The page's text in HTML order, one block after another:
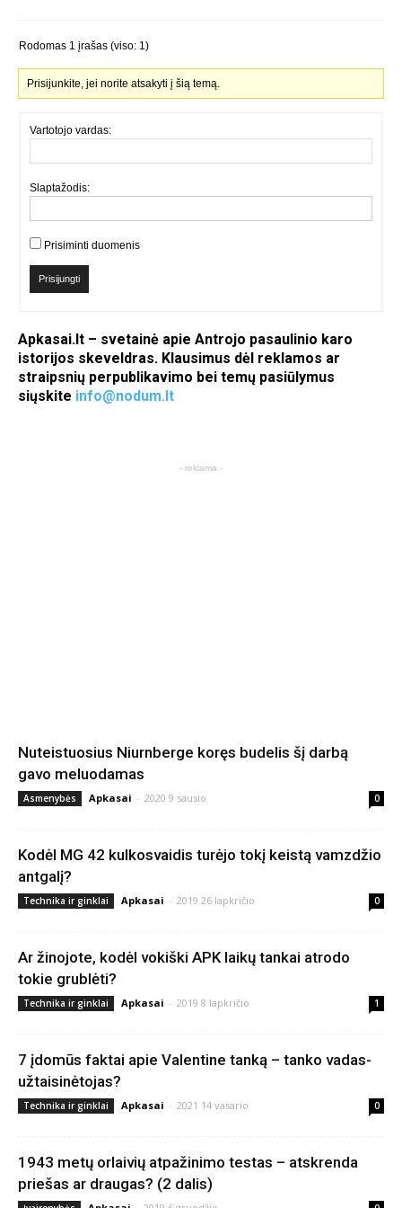
Rodomas 1 įrašas (viso: 1)
Prisijunkite, jei norite atsakyti į šią temą.
Vartotojo vardas:
Slaptažodis:
Prisiminti duomenis
Prisijungti
Apkasai.lt – svetainė apie Antrojo pasaulinio karo
istorijos skeveldras. Klausimus dėl reklamos ar
straipsnių perpublikavimo bei temų pasiūlymus
siųskite info@nodum.lt
- reklama -
Nuteistuosius Niurnberge koręs budelis šį darbą
gavo meluodamas
Asmenybės Apkasai - 2020 9 sausio 0
Kodėl MG 42 kulkosvaidis turėjo tokį keistą vamzdžio
antgalį?
Technika ir ginklai Apkasai - 2019 26 lapkričio 0
Ar žinojote, kodėl vokiški APK laikų tankai atrodo
tokie grublėti?
Technika ir ginklai Apkasai - 2019 8 lapkričio 1
7 įdomūs faktai apie Valentine tanką – tanko vadas-
užtaisinėtojas?
Technika ir ginklai Apkasai - 2021 14 vasario 0
1943 metų orlaivių atpažinimo testas – atskrenda
priešas ar draugas? (2 dalis)